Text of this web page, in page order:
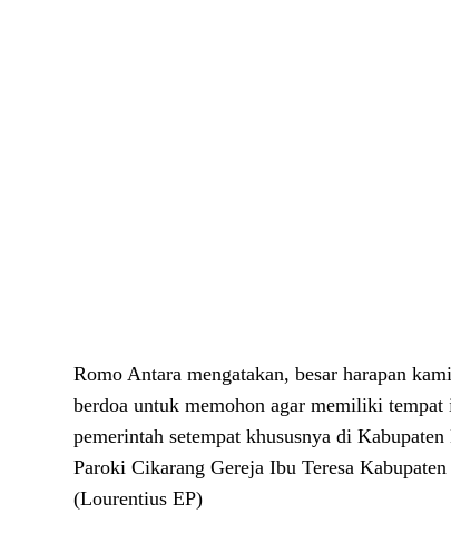
Romo Antara mengatakan, besar harapan
berdoa untuk memohon agar memiliki
pemerintah setempat khususnya di
Paroki Cikarang Gereja Ibu Teresa
(Lourentius EP)